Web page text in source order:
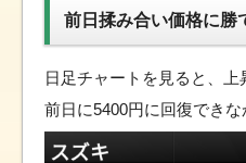
前日揉み合い価格に勝
日足チャートを見ると、上
前日に5400円に回復できな